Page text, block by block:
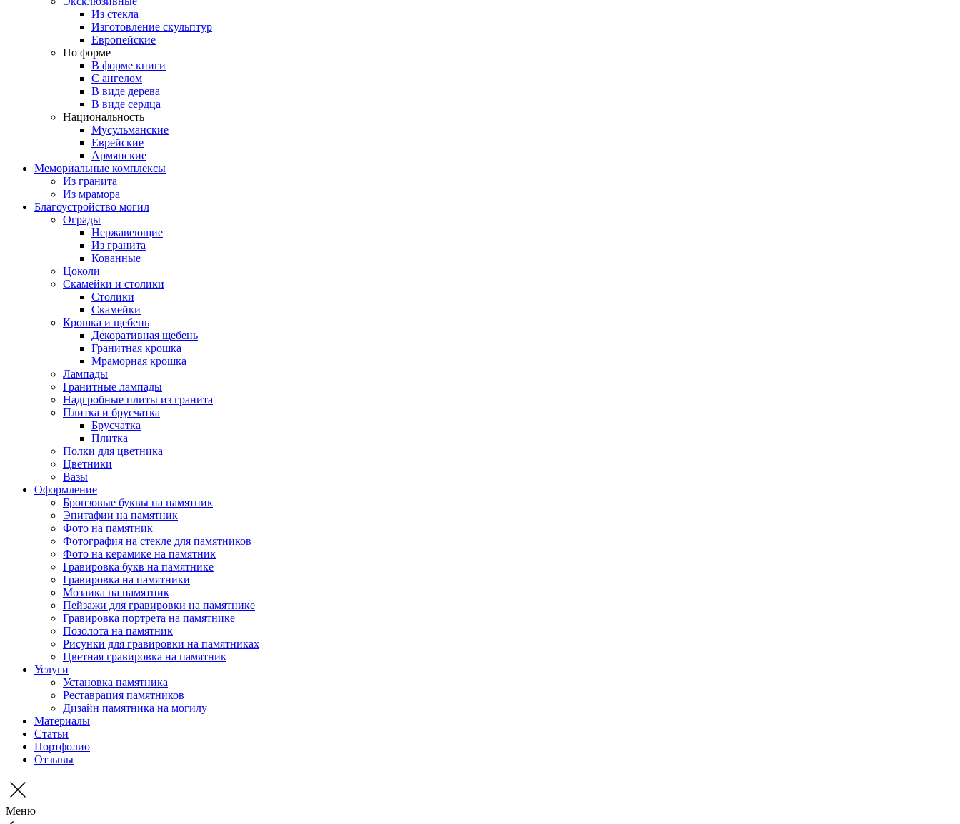
Из стекла
Изготовление скульптур
Европейские
По форме
В форме книги
С ангелом
В виде дерева
В виде сердца
Национальность
Мусульманские
Еврейские
Армянские
Мемориальные комплексы
Из гранита
Из мрамора
Благоустройство могил
Ограды
Нержавеющие
Из гранита
Кованные
Цоколи
Скамейки и столики
Столики
Скамейки
Крошка и щебень
Декоративная щебень
Гранитная крошка
Мраморная крошка
Лампады
Гранитные лампады
Надгробные плиты из гранита
Плитка и брусчатка
Брусчатка
Плитка
Полки для цветника
Цветники
Вазы
Оформление
Бронзовые буквы на памятник
Эпитафии на памятник
Фото на памятник
Фотография на стекле для памятников
Фото на керамике на памятник
Гравировка букв на памятнике
Гравировка на памятники
Мозаика на памятник
Пейзажи для гравировки на памятнике
Гравировка портрета на памятнике
Позолота на памятник
Рисунки для гравировки на памятниках
Цветная гравировка на памятник
Услуги
Установка памятника
Реставрация памятников
Дизайн памятника на могилу
Материалы
Статьи
Портфолио
Отзывы
Меню